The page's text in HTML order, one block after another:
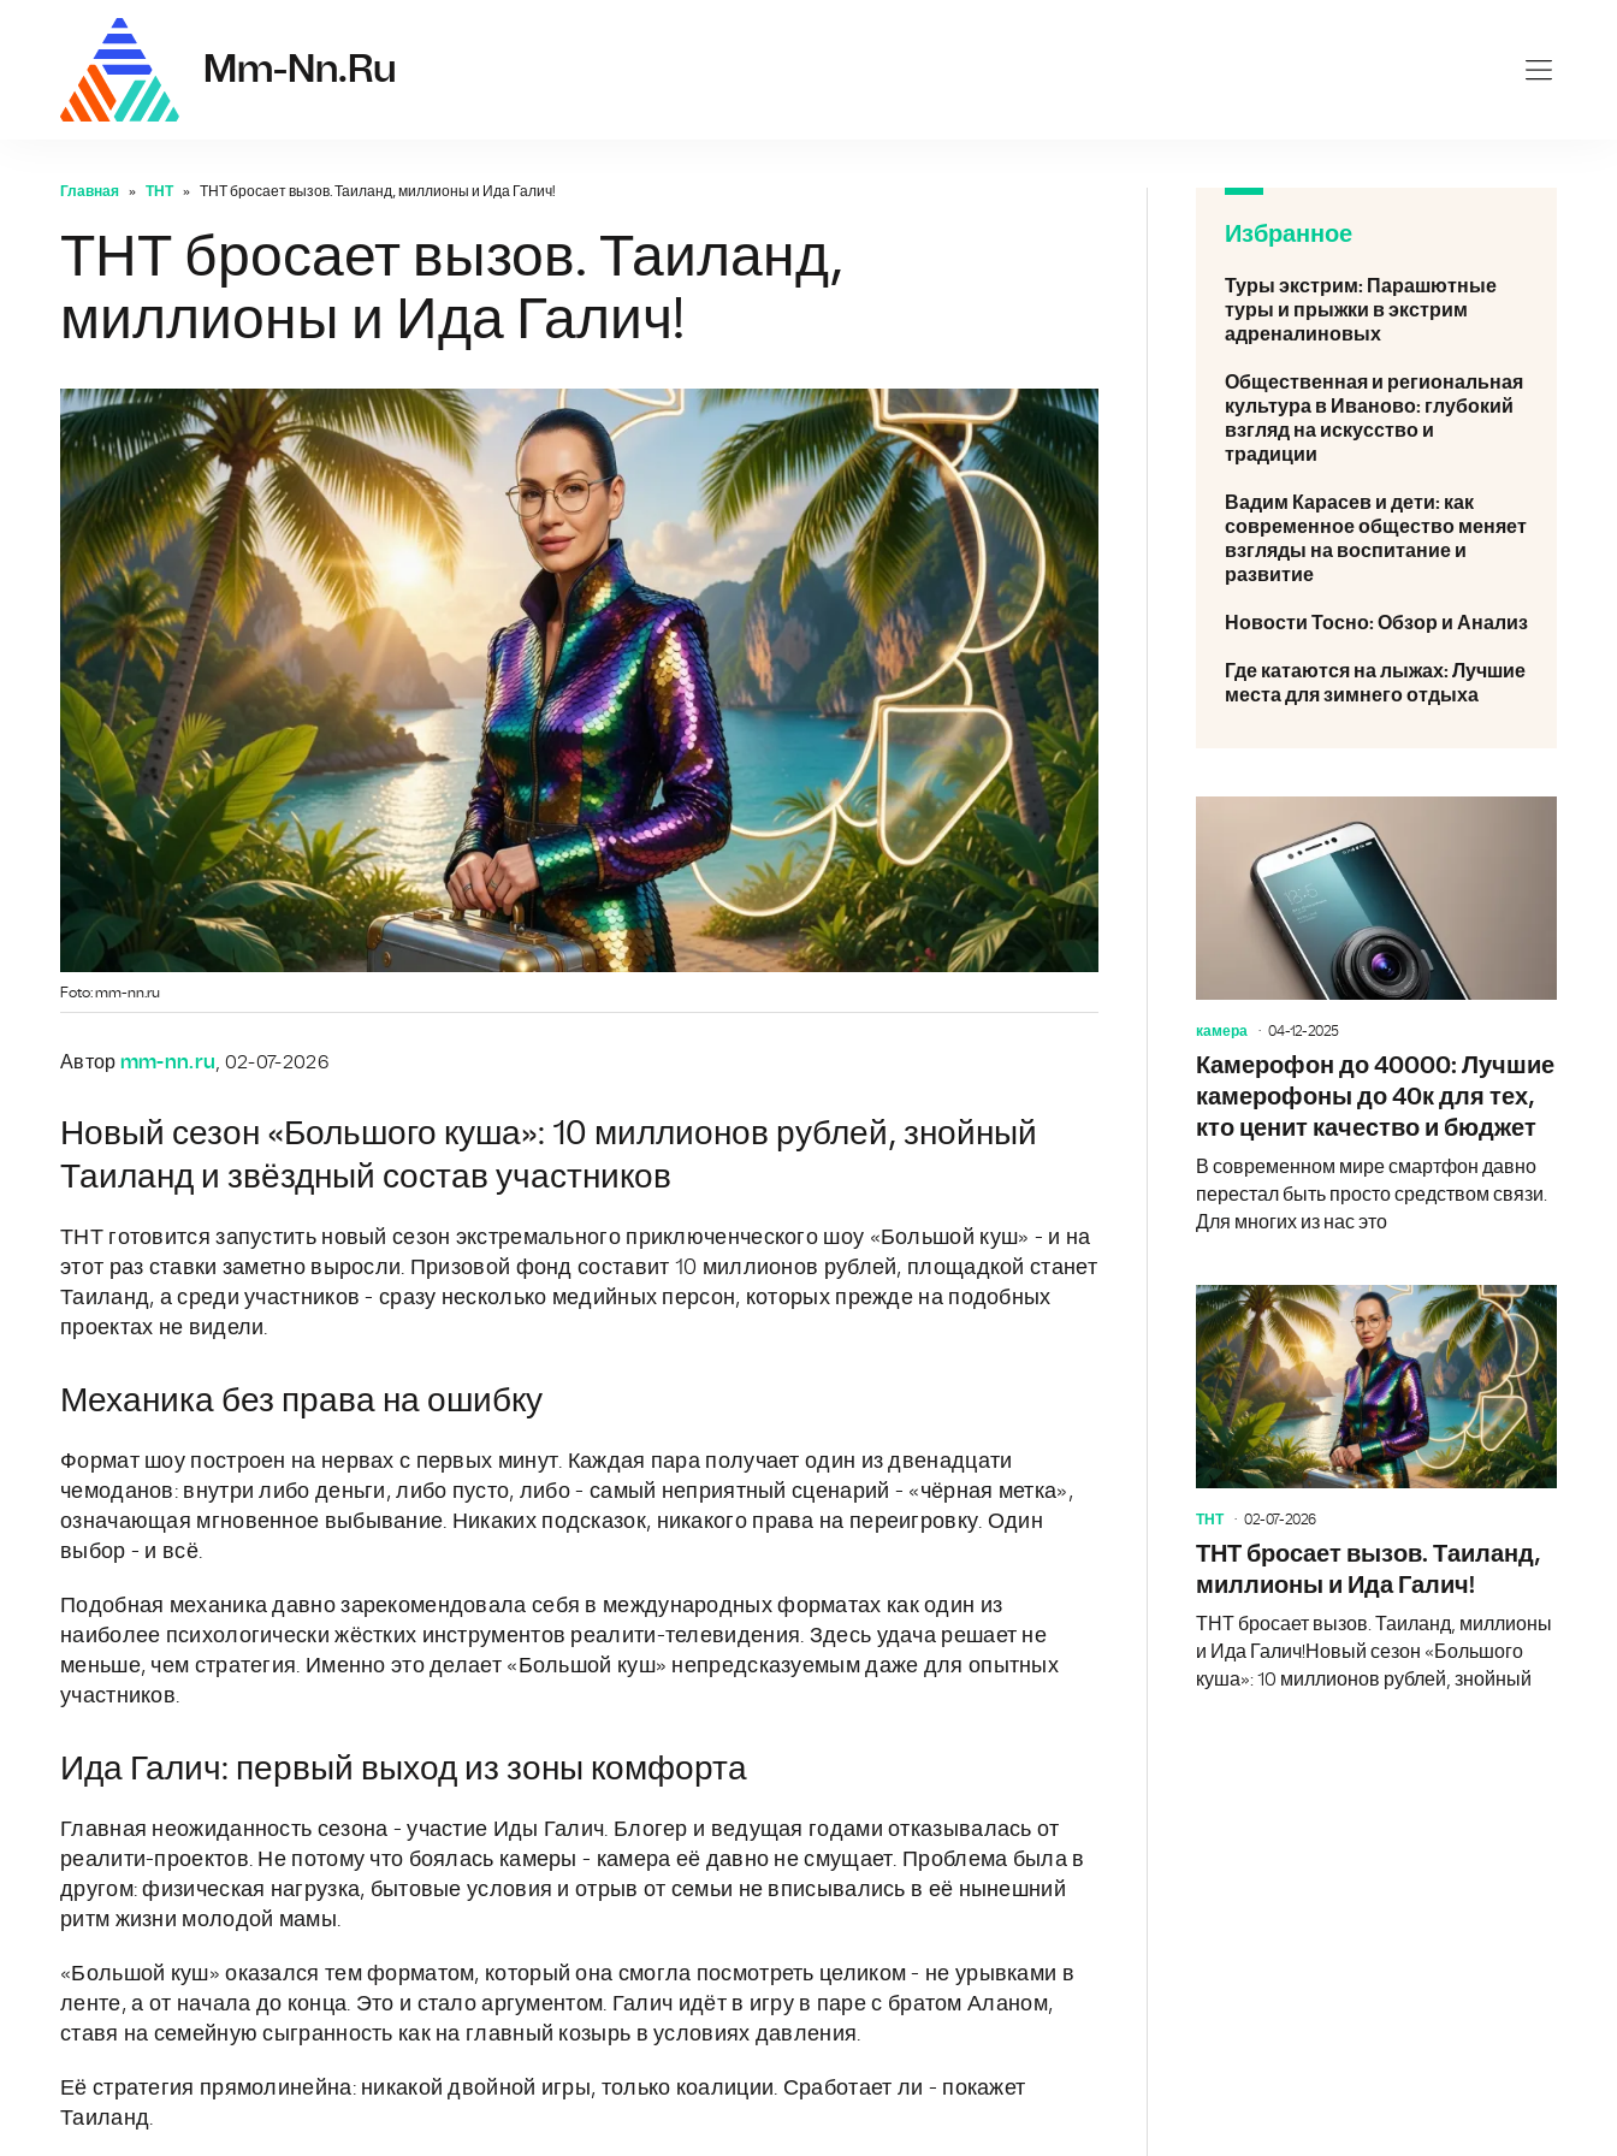
Mm-Nn.ru
Главная ТНТ ТНТ бросает вызов. Таиланд, миллионы и Ида Галич!
ТНТ бросает вызов. Таиланд,
миллионы и Ида Галич!
Foto: mm-nn.ru
Автор mm-nn.ru, 02-07-2026
Новый сезон «Большого куша»: 10 миллионов рублей, знойный
Таиланд и звёздный состав участников
ТНТ готовится запустить новый сезон экстремального приключенческого шоу «Большой куш» - и на
этот раз ставки заметно выросли. Призовой фонд составит 10 миллионов рублей, площадкой станет
Таиланд, а среди участников - сразу несколько медийных персон, которых прежде на подобных
проектах не видели.
Механика без права на ошибку
Формат шоу построен на нервах с первых минут. Каждая пара получает один из двенадцати
чемоданов: внутри либо деньги, либо пусто, либо - самый неприятный сценарий - «чёрная метка»,
означающая мгновенное выбывание. Никаких подсказок, никакого права на переигровку. Один
выбор - и всё.
Подобная механика давно зарекомендовала себя в международных форматах как один из
наиболее психологически жёстких инструментов реалити-телевидения. Здесь удача решает не
меньше, чем стратегия. Именно это делает «Большой куш» непредсказуемым даже для опытных
участников.
Ида Галич: первый выход из зоны комфорта
Главная неожиданность сезона - участие Иды Галич. Блогер и ведущая годами отказывалась от
реалити-проектов. Не потому что боялась камеры - камера её давно не смущает. Проблема была в
другом: физическая нагрузка, бытовые условия и отрыв от семьи не вписывались в её нынешний
ритм жизни молодой мамы.
«Большой куш» оказался тем форматом, который она смогла посмотреть целиком - не урывками в
ленте, а от начала до конца. Это и стало аргументом. Галич идёт в игру в паре с братом Аланом,
ставя на семейную сыгранность как на главный козырь в условиях давления.
Её стратегия прямолинейна: никакой двойной игры, только коалиции. Сработает ли - покажет
Таиланд.
Избранное
Туры экстрим: Парашютные
туры и прыжки в экстрим
адреналиновых
Общественная и региональная
культура в Иваново: глубокий
взгляд на искусство и
традиции
Вадим Карасев и дети: как
современное общество меняет
взгляды на воспитание и
развитие
Новости Тосно: Обзор и Анализ
Где катаются на лыжах: Лучшие
места для зимнего отдыха
камера 04-12-2025
Камерофон до 40000: Лучшие
камерофоны до 40к для тех,
кто ценит качество и бюджет
В современном мире смартфон давно
перестал быть просто средством связи.
Для многих из нас это
ТНТ 02-07-2026
ТНТ бросает вызов. Таиланд,
миллионы и Ида Галич!
ТНТ бросает вызов. Таиланд, миллионы
и Ида Галич!Новый сезон «Большого
куша»: 10 миллионов рублей, знойный